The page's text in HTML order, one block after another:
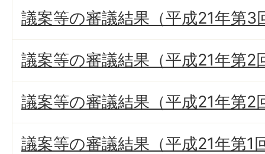
議案等の審議結果（平成21年第3
議案等の審議結果（平成21年第2
議案等の審議結果（平成21年第2
議案等の審議結果（平成21年第1